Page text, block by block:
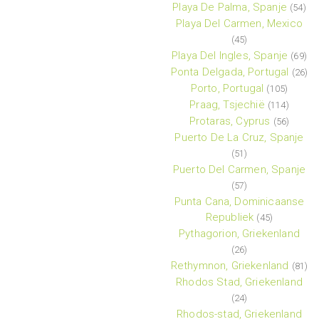
Playa De Palma, Spanje (54)
Playa Del Carmen, Mexico
(45)
Playa Del Ingles, Spanje (69)
Ponta Delgada, Portugal (26)
Porto, Portugal (105)
Praag, Tsjechië (114)
Protaras, Cyprus (56)
Puerto De La Cruz, Spanje
(51)
Puerto Del Carmen, Spanje
(57)
Punta Cana, Dominicaanse
Republiek (45)
Pythagorion, Griekenland
(26)
Rethymnon, Griekenland (81)
Rhodos Stad, Griekenland
(24)
Rhodos-stad, Griekenland